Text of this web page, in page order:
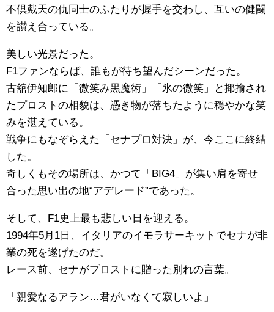
不倶戴天の仇同士のふたりが握手を交わし、互いの健闘
を讃え合っている。
美しい光景だった。
F1ファンならば、誰もが待ち望んだシーンだった。
古舘伊知郎に「微笑み黒魔術」「氷の微笑」と揶揄され
たプロストの相貌は、憑き物が落ちたように穏やかな笑
みを湛えている。
戦争にもなぞらえた「セナプロ対決」が、今ここに終結
した。
奇しくもその場所は、かつて「BIG4」が集い肩を寄せ
合った思い出の地“アデレード”であった。
そして、F1史上最も悲しい日を迎える。
1994年5月1日、イタリアのイモラサーキットでセナが非
業の死を遂げたのだ。
レース前、セナがプロストに贈った別れの言葉。
「親愛なるアラン…君がいなくて寂しいよ」